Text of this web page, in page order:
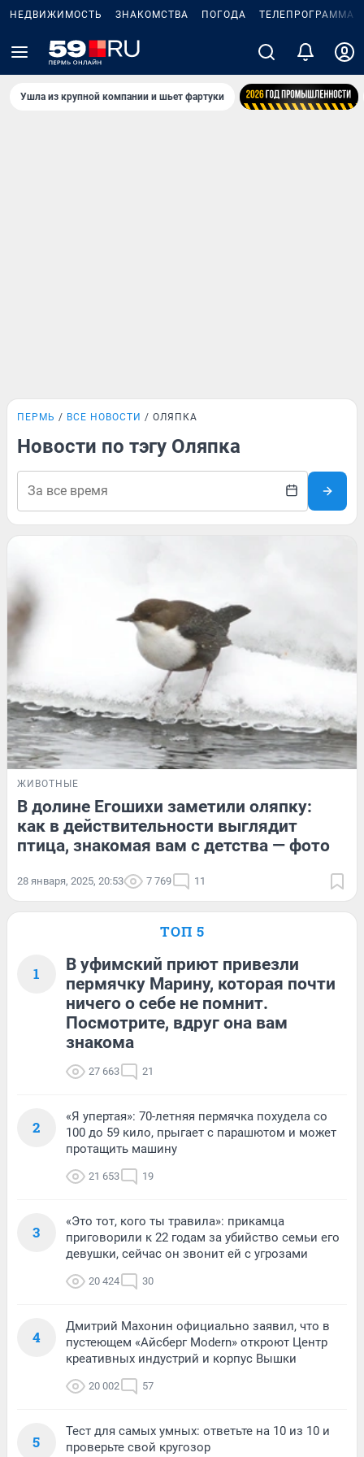
НЕДВИЖИМОСТЬ ЗНАКОМСТВА ПОГОДА ТЕЛЕПРОГРАММА
Ушла из крупной компании и шьет фартуки
ПЕРМЬ ВСЕ НОВОСТИ ОЛЯПКА
Новости по тэгу Оляпка
ЖИВОТНЫЕ
В долине Егошихи заметили оляпку:
как в действительности выглядит
птица, знакомая вам с детства — фото
28 января, 2025, 20:53 7 769 11
ТОП 5
1
В уфимский приют привезли
пермячку Марину, которая почти
ничего о себе не помнит.
Посмотрите, вдруг она вам
знакома
27 663 21
2
«Я упертая»: 70-летняя пермячка похудела со
100 до 59 кило, прыгает с парашютом и может
протащить машину
21 653 19
3
«Это тот, кого ты травила»: прикамца
приговорили к 22 годам за убийство семьи его
девушки, сейчас он звонит ей с угрозами
20 424 30
4
Дмитрий Махонин официально заявил, что в
пустеющем «Айсберг Modern» откроют Центр
креативных индустрий и корпус Вышки
20 002 57
5
Тест для самых умных: ответьте на 10 из 10 и
проверьте свой кругозор